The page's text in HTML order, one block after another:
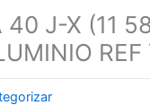
40 J-X (11